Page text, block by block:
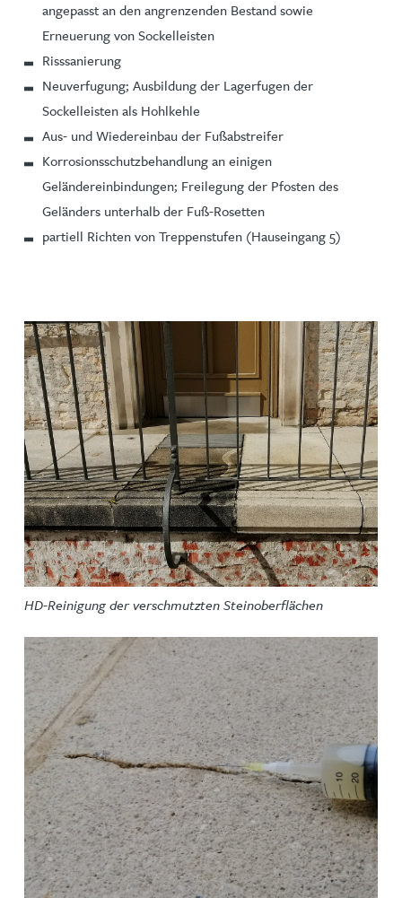
angepasst an den angrenzenden Bestand sowie
Erneuerung von Sockelleisten
Risssanierung
Neuverfugung; Ausbildung der Lagerfugen der
Sockelleisten als Hohlkehle
Aus- und Wiedereinbau der Fußabstreifer
Korrosionsschutzbehandlung an einigen
Geländereinbindungen; Freilegung der Pfosten des
Geländers unterhalb der Fuß-Rosetten
partiell Richten von Treppenstufen (Hauseingang 5)
HD-Reinigung der verschmutzten Steinoberflächen